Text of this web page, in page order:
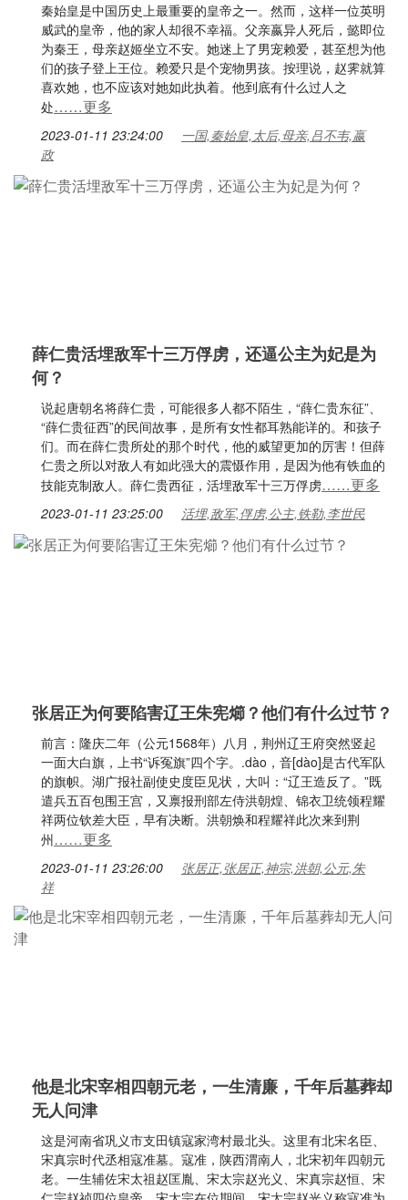
秦始皇是中国历史上最重要的皇帝之一。然而，这样一位英明
威武的皇帝，他的家人却很不幸福。父亲嬴异人死后，懿即位
为秦王，母亲赵姬坐立不安。她迷上了男宠赖爱，甚至想为他
们的孩子登上王位。赖爱只是个宠物男孩。按理说，赵霁就算
喜欢她，也不应该对她如此执着。他到底有什么过人之
处……更多
2023-01-11 23:24:00
一国,秦始皇,太后,母亲,吕不韦,嬴
政
薛仁贵活埋敌军十三万俘虏，还逼公主为妃是为
何？
说起唐朝名将薛仁贵，可能很多人都不陌生，“薛仁贵东征”、
“薛仁贵征西”的民间故事，是所有女性都耳熟能详的。和孩子
们。而在薛仁贵所处的那个时代，他的威望更加的厉害！但薛
仁贵之所以对敌人有如此强大的震慑作用，是因为他有铁血的
技能克制敌人。薛仁贵西征，活埋敌军十三万俘虏……更多
2023-01-11 23:25:00 活埋,敌军,俘虏,公主,铁勒,李世民
张居正为何要陷害辽王朱宪㸅？他们有什么过节？
前言：隆庆二年（公元1568年）八月，荆州辽王府突然竖起
一面大白旗，上书“诉冤旗”四个字。.dào，音[dào]是古代军队
的旗帜。湖广报社副使史度臣见状，大叫：“辽王造反了。”既
遣兵五百包围王宫，又禀报刑部左侍洪朝煌、锦衣卫统领程耀
祥两位钦差大臣，早有决断。洪朝焕和程耀祥此次来到荆
州……更多
2023-01-11 23:26:00
张居正,张居正,神宗,洪朝,公元,朱
祥
他是北宋宰相四朝元老，一生清廉，千年后墓葬却
无人问津
这是河南省巩义市支田镇寇家湾村最北头。这里有北宋名臣、
宋真宗时代丞相寇准墓。寇准，陕西渭南人，北宋初年四朝元
老。一生辅佐宋太祖赵匡胤、宋太宗赵光义、宋真宗赵恒、宋